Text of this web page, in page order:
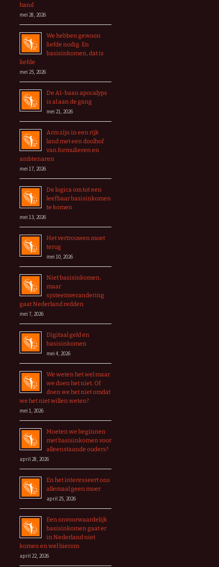
hand
mei 28, 2026
We hebben gewoon
liefde nodig. En
basisinkomen, dat is
liefde
mei 25, 2026
De AI-baan apocalyps
is al aan de gang
mei 21, 2026
Arm zijn in een rijk
land met een doolhof
van formulieren en
ambtenaren
mei 17, 2026
De logica om tot een
leefbaar basisinkomen
te komen
mei 13, 2026
Het vertrouwen moet
terug
mei 10, 2026
Niet basisinkomen,
maar
systeemverandering
gaat Nederland redden
mei 7, 2026
Digitaal geld en
basisinkomen
mei 4, 2026
We weten het wel maar
we doen het niet. Of
doen we het niet omdat
we het niet willen weten?
mei 1, 2026
Moeten we beginnen
met basisinkomen voor
alleenstaande ouders?
april 28, 2026
En het interesseert ons
allemaal geen moer
april 25, 2026
Een onvoorwaardelijk
basisinkomen gaat er
in Nederland niet
komen en wel hierom
april 22, 2026